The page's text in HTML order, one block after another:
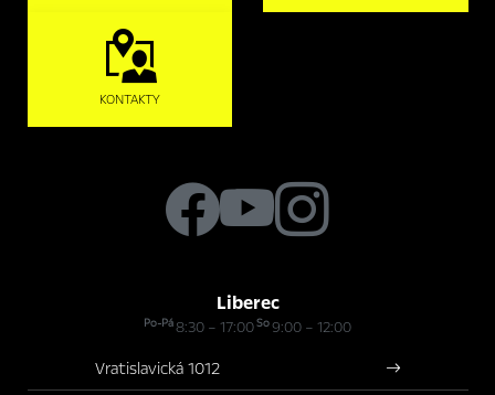
KONTAKTY
Liberec
Po-Pá8:30 – 17:00So9:00 – 12:00
Vratislavická 1012